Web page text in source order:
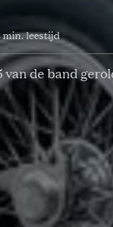
min. leestijd
de band